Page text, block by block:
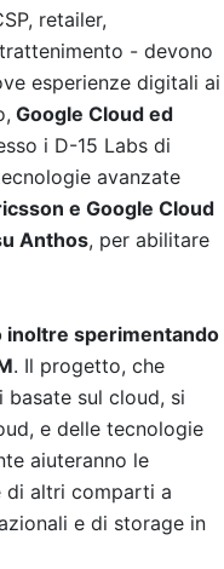
retailer,
- devono
esperienze digitali ai
Google Cloud ed
i D-15 Labs di
avanzate
e Google Cloud
Anthos, per abilitare
inoltre sperimentando
. Il progetto, che
sul cloud, si
e delle tecnologie
aiuteranno le
di altri comparti a
e di storage in